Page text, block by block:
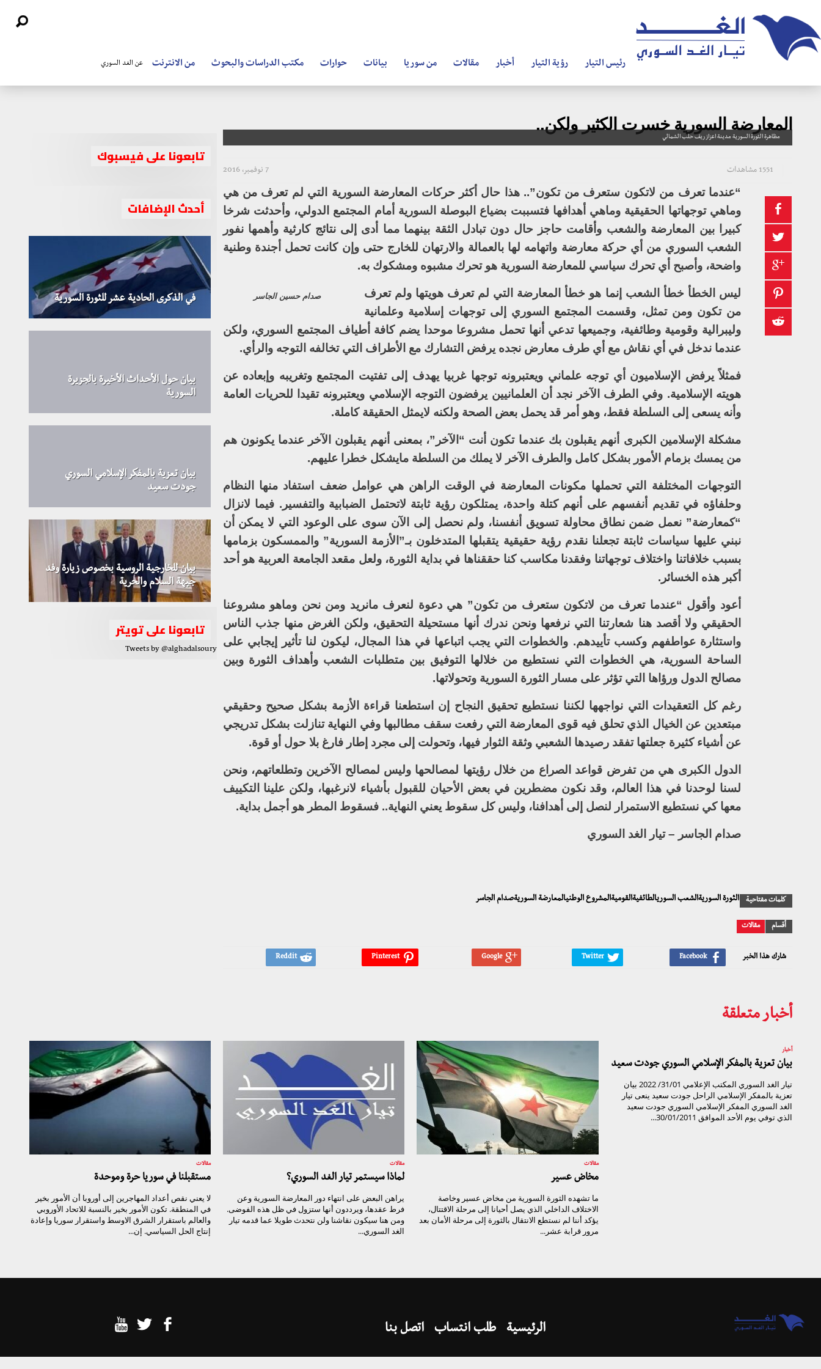
رئيس التيار رؤية التيار أخبار مقالات من سوريا بيانات حوارات مكتب الدراسات والبحوث من الانترنت عن الغد السوري
المعارضة السورية خسرت الكثير ولكن..
مظاهرة الثورة السورية مدينة اعزاز ريف حلب الشمالي
7 نوفمبر، 2016 1551 مشاهدات
“عندما تعرف من لاتكون ستعرف من تكون”.. هذا حال أكثر حركات المعارضة السورية التي لم تعرف من هي
وماهي توجهاتها الحقيقية وماهي أهدافها فتسببت بضياع البوصلة السورية أمام المجتمع الدولي، وأحدثت شرخا
كبيرا بين المعارضة والشعب وأقامت حاجز حال دون تبادل الثقة بينهما مما أدى إلى نتائج كارثية وأهمها نفور
الشعب السوري من أي حركة معارضة واتهامه لها بالعمالة والارتهان للخارج حتى وإن كانت تحمل أجندة وطنية
واضحة، وأصبح أي تحرك سياسي للمعارضة السورية هو تحرك مشبوه ومشكوك به.
صدام حسين الجاسر
ليس الخطأ خطأ الشعب إنما هو خطأ المعارضة التي لم تعرف هويتها ولم تعرف
من تكون ومن تمثل، وقسمت المجتمع السوري إلى توجهات إسلامية وعلمانية
وليبرالية وقومية وطائفية، وجميعها تدعي أنها تحمل مشروعا موحدا يضم كافة أطياف المجتمع السوري، ولكن
عندما ندخل في أي نقاش مع أي طرف معارض نجده يرفض التشارك مع الأطراف التي تخالفه التوجه والرأي.
فمثلاً يرفض الإسلاميون أي توجه علماني ويعتبرونه توجها غربيا يهدف إلى تفتيت المجتمع وتغريبه وإبعاده عن
هويته الإسلامية. وفي الطرف الآخر نجد أن العلمانيين يرفضون التوجه الإسلامي ويعتبرونه تقيدا للحريات العامة
وأنه يسعى إلى السلطة فقط، وهو أمر قد يحمل بعض الصحة ولكنه لايمثل الحقيقة كاملة.
مشكلة الإسلامين الكبرى أنهم يقبلون بك عندما تكون أنت “الآخر”، بمعنى أنهم يقبلون الآخر عندما يكونون هم
من يمسك بزمام الأمور بشكل كامل والطرف الآخر لا يملك من السلطة مايشكل خطرا عليهم.
التوجهات المختلفة التي تحملها مكونات المعارضة في الوقت الراهن هي عوامل ضعف استفاد منها النظام
وحلفاؤه في تقديم أنفسهم على أنهم كتلة واحدة، يمتلكون رؤية ثابتة لاتحتمل الضبابية والتفسير. فيما لانزال
“كمعارضة” نعمل ضمن نطاق محاولة تسويق أنفسنا، ولم نحصل إلى الآن سوى على الوعود التي لا يمكن أن
نبني عليها سياسات ثابتة تجعلنا نقدم رؤية حقيقية يتقبلها المتدخلون بـ”الأزمة السورية” والممسكون بزمامها
بسبب خلافاتنا واختلاف توجهاتنا وفقدنا مكاسب كنا حققناها في بداية الثورة، ولعل مقعد الجامعة العربية هو أحد
أكبر هذه الخسائر.
أعود وأقول “عندما تعرف من لاتكون ستعرف من تكون” هي دعوة لنعرف مانريد ومن نحن وماهو مشروعنا
الحقيقي ولا أقصد هنا شعارتنا التي نرفعها ونحن ندرك أنها مستحيلة التحقيق، ولكن الغرض منها جذب الناس
واستثارة عواطفهم وكسب تأييدهم. والخطوات التي يجب اتباعها في هذا المجال، ليكون لنا تأثير إيجابي على
الساحة السورية، هي الخطوات التي نستطيع من خلالها التوفيق بين متطلبات الشعب وأهداف الثورة وبين
مصالح الدول ورؤاها التي تؤثر على مسار الثورة السورية وتحولاتها.
رغم كل التعقيدات التي نواجهها لكننا نستطيع تحقيق النجاح إن استطعنا قراءة الأزمة بشكل صحيح وحقيقي
مبتعدين عن الخيال الذي تحلق فيه قوى المعارضة التي رفعت سقف مطالبها وفي النهاية تنازلت بشكل تدريجي
عن أشياء كثيرة جعلتها تفقد رصيدها الشعبي وثقة الثوار فيها، وتحولت إلى مجرد إطار فارغ بلا حول أو قوة.
الدول الكبرى هي من تفرض قواعد الصراع من خلال رؤيتها لمصالحها وليس لمصالح الآخرين وتطلعاتهم، ونحن
لسنا لوحدنا في هذا العالم، وقد نكون مضطرين في بعض الأحيان للقبول بأشياء لانرغبها، ولكن علينا التكييف
معها كي نستطيع الاستمرار لنصل إلى أهدافنا، وليس كل سقوط يعني النهاية.. فسقوط المطر هو أجمل بداية.
صدام الجاسر – تيار الغد السوري
كلمات مفتاحية الثورة السوريةالشعب السوريالطائفيةالقوميةالمشروع الوطنيالمعارضة السوريةصدام الجاسر
أقسام مقالات
شارك هذا الخبر
تابعونا على فيسبوك
أحدث الإضافات
في الذكرى الحادية عشر للثورة السورية
بيان حول الأحداث الأخيرة بالجزيرة
السورية
بيان تعزية بالمفكر الإسلامي السوري
جودت سعيد
بيان للخارجية الروسية بخصوص زيارة وفد
جبهة السلام والحرية
تابعونا على تويتر
Tweets by @alghadalsoury
أخبار متعلقة
أخبار
بيان تعزية بالمفكر الإسلامي السوري جودت سعيد
تيار الغد السوري المكتب الإعلامي 31/01/ 2022 بيان
تعزية بالمفكر الإسلامي الراحل جودت سعيد ينعى تيار
الغد السوري المفكر الإسلامي السوري جودت سعيد
الذي توفي يوم الأحد الموافق 30/01/2011...
مقالات
مخاض عسير
ما تشهده الثورة السورية من مخاض عسير وخاصة
الاختلاف الداخلي الذي يصل أحيانا إلى مرحلة الاقتتال،
يؤكد أننا لم نستطع الانتقال بالثورة إلى مرحلة الأمان بعد
مرور قرابة عشر...
مقالات
لماذا سيستمر تيار الغد السوري؟
يراهن البعض على انتهاء دور المعارضة السورية وعن
فرط عقدها، ويرددون أنها ستزول في ظل هذه الفوضى.
ومن هنا سيكون نقاشنا ولن نتحدث طويلا عما قدمه تيار
الغد السوري...
مقالات
مستقبلنا في سوريا حرة وموحدة
لا يعني نقص أعداد المهاجرين إلى أوروبا أن الأمور بخير
في المنطقة. تكون الأمور بخير بالنسبة للاتحاد الأوروبي
والعالم باستقرار الشرق الاوسط واستقرار سوريا وإعادة
إنتاج الحل السياسي. إن...
الرئيسية طلب انتساب اتصل بنا